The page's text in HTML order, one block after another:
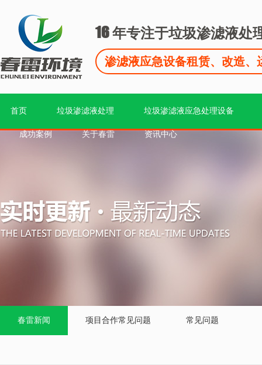
16年专注于垃圾渗滤液处
渗滤液应急设备租赁、改造、
首页 垃圾渗滤液处理 垃圾渗滤液应急处理设备
成功案例 关于春雷 资讯中心
春雷新闻 项目合作常见问题 常见问题